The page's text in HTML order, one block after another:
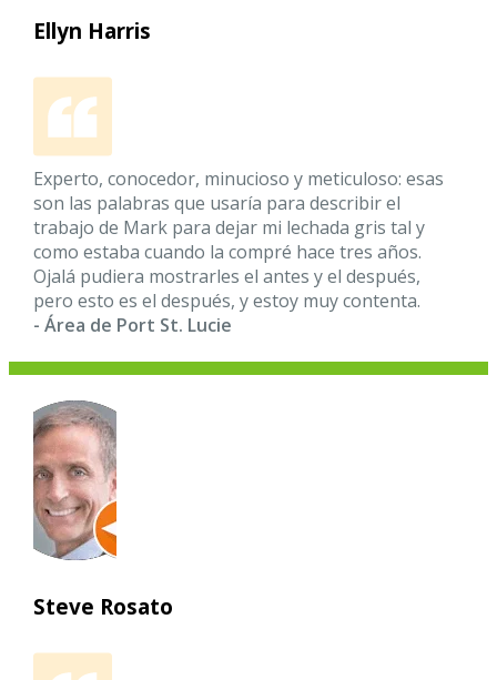
Ellyn Harris
Experto, conocedor, minucioso y meticuloso: esas
son las palabras que usaría para describir el
trabajo de Mark para dejar mi lechada gris tal y
como estaba cuando la compré hace tres años.
Ojalá pudiera mostrarles el antes y el después,
pero esto es el después, y estoy muy contenta.
- Área de Port St. Lucie
Steve Rosato